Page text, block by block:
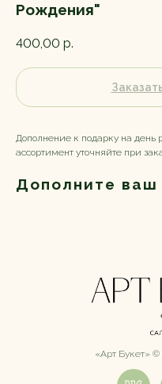
Рождения"
400,00 р.
Дополнение к подарку на день
ассортимент уточняйте при
Дополните ваш
«Арт Букет»